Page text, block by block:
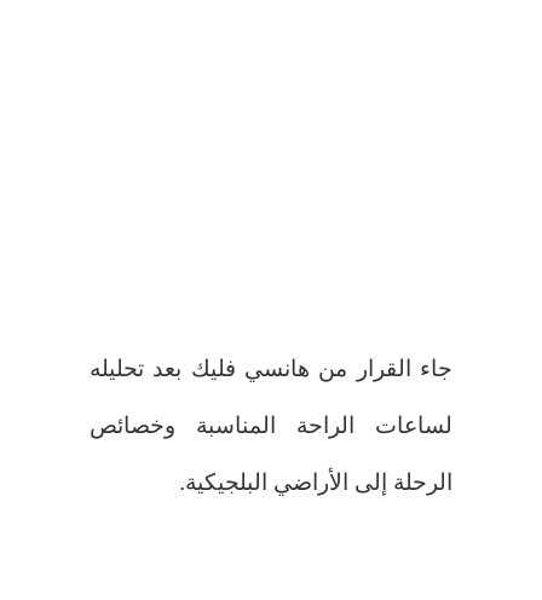
جاء القرار من هانسي فليك بعد تحليله
لساعات الراحة المناسبة وخصائص
الرحلة إلى الأراضي البلجيكية.